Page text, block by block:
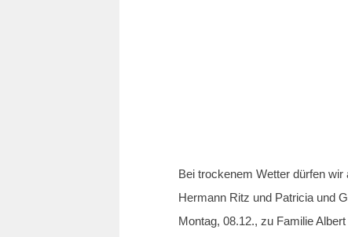
Bei trockenem Wetter dürfen
Hermann Ritz und Patricia und
Montag, 08.12., zu Familie